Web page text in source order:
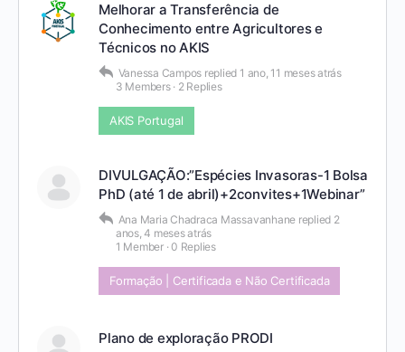
Melhorar a Transferência de
Conhecimento entre Agricultores e
Técnicos no AKIS
Vanessa Campos replied 1 ano, 11 meses atrás
3 Members · 2 Replies
AKIS Portugal
DIVULGAÇÃO:”Espécies Invasoras-1 Bolsa
PhD (até 1 de abril)+2convites+1Webinar”
Ana Maria Chadraca Massavanhane replied 2
anos, 4 meses atrás
1 Member ·0 Replies
Formação | Certificada e Não Certificada
Plano de exploração PRODI